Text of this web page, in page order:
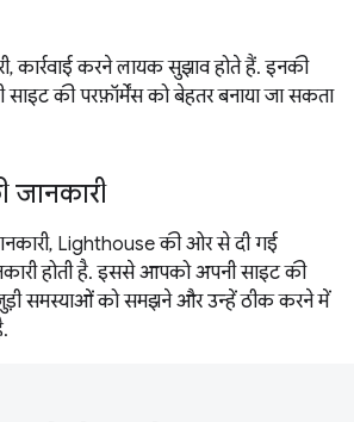
कार्रवाई करने लायक सुझाव होते हैं. इनकी
की परफ़ॉर्मेंस को बेहतर बनाया जा सकता
जानकारी
Lighthouse की ओर से दी गई
होती है. इससे आपको अपनी साइट की
समस्याओं को समझने और उन्हें ठीक करने में